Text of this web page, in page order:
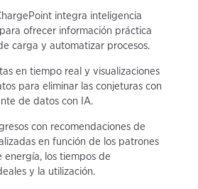
integra inteligencia
ofrecer información práctica
carga y automatizar procesos.
en tiempo real y visualizaciones
para eliminar las conjeturas con
de datos con IA.
con recomendaciones de
en función de los patrones
energía, los tiempos de
y la utilización.